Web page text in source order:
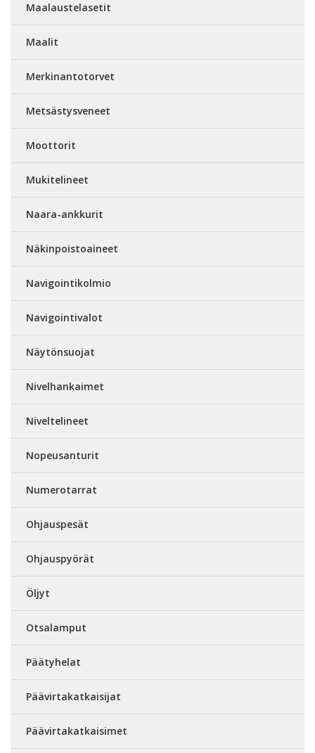
Maalaustelasetit
Maalit
Merkinantotorvet
Metsästysveneet
Moottorit
Mukitelineet
Naara-ankkurit
Näkinpoistoaineet
Navigointikolmio
Navigointivalot
Näytönsuojat
Nivelhankaimet
Niveltelineet
Nopeusanturit
Numerotarrat
Ohjauspesät
Ohjauspyörät
Öljyt
Otsalamput
Päätyhelat
Päävirtakatkaisijat
Päävirtakatkaisimet